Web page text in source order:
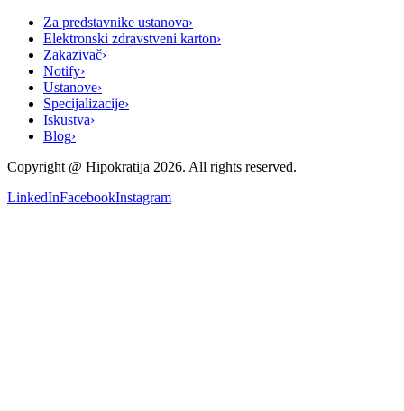
Za predstavnike ustanova›
Elektronski zdravstveni karton›
Zakazivač›
Notify›
Ustanove›
Specijalizacije›
Iskustva›
Blog›
Copyright @ Hipokratija 2026. All rights reserved.
LinkedInFacebookInstagram